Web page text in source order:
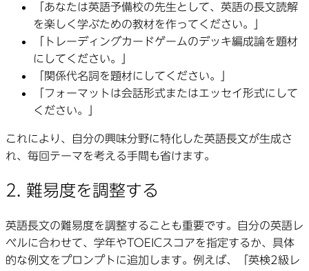
「あなたは英語予備校の先生として、英語の長文読解
を楽しく学ぶための教材を作ってください。」
「トレーディングカードゲームのデッキ編成論を題材
にしてください。」
「関係代名詞を題材にしてください。」
「フォーマットは会話形式またはエッセイ形式にして
ください。」
これにより、自分の興味分野に特化した英語長文が生成さ
れ、毎回テーマを考える手間も省けます。
2. 難易度を調整する
英語長文の難易度を調整することも重要です。自分の英語レ
ベルに合わせて、学年やTOEICスコアを指定するか、具体
的な例文をプロンプトに追加します。例えば、「英検2級レ